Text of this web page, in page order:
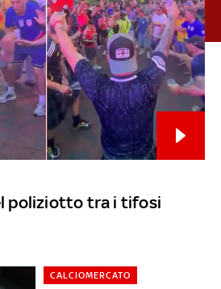
poliziotto tra i tifosi
CALCIOMERCATO